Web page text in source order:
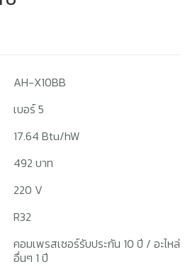
AH-X10BB
เบอร์ 5
17.64 Btu/hW
492 บาท
220 V
R32
คอมเพรสเซอร์รับประกัน 10 ปี / อะไหล่
อื่นๆ 1 ปี